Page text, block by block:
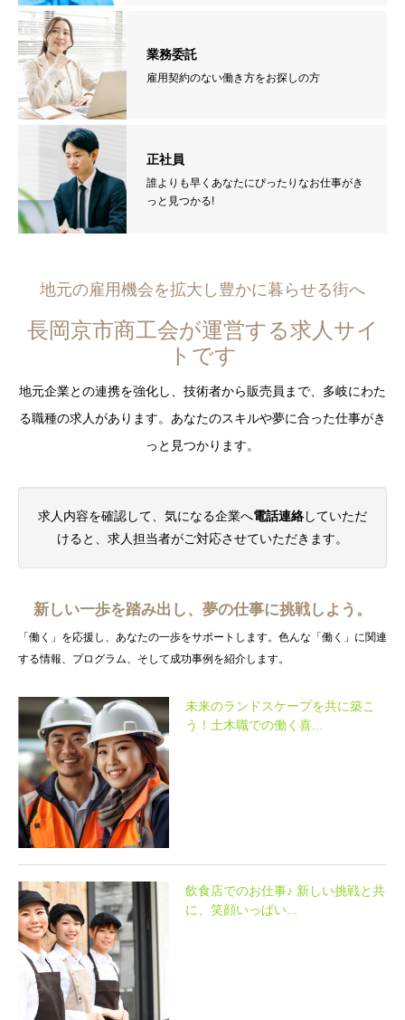
業務委託
雇用契約のない働き方をお探しの方
正社員
誰よりも早くあなたにぴったりなお仕事がき
っと見つかる!
地元の雇用機会を拡大し豊かに暮らせる街へ
長岡京市商工会が運営する求人サイ
トです
地元企業との連携を強化し、技術者から販売員まで、多岐にわた
る職種の求人があります。あなたのスキルや夢に合った仕事がき
っと見つかります。
求人内容を確認して、気になる企業へ電話連絡していただ
けると、求人担当者がご対応させていただきます。
新しい一歩を踏み出し、夢の仕事に挑戦しよう。
「働く」を応援し、あなたの一歩をサポートします。色んな「働く」に関連
する情報、プログラム、そして成功事例を紹介します。
未来のランドスケープを共に築こ
う！土木職での働く喜...
飲食店でのお仕事♪ 新しい挑戦と共
に、笑顔いっぱい...